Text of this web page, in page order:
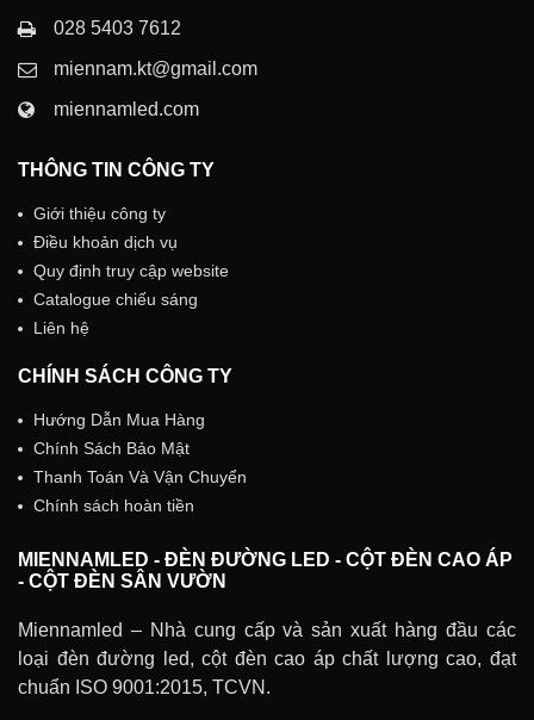
028 5403 7612
miennam.kt@gmail.com
miennamled.com
THÔNG TIN CÔNG TY
Giới thiệu công ty
Điều khoản dịch vụ
Quy định truy cập website
Catalogue chiếu sáng
Liên hệ
CHÍNH SÁCH CÔNG TY
Hướng Dẫn Mua Hàng
Chính Sách Bảo Mật
Thanh Toán Và Vận Chuyển
Chính sách hoàn tiền
MIENNAMLED - ĐÈN ĐƯỜNG LED - CỘT ĐÈN CAO ÁP
- CỘT ĐÈN SÂN VƯỜN
Miennamled – Nhà cung cấp và sản xuất hàng đầu các
loại đèn đường led, cột đèn cao áp chất lượng cao, đạt
chuẩn ISO 9001:2015, TCVN.